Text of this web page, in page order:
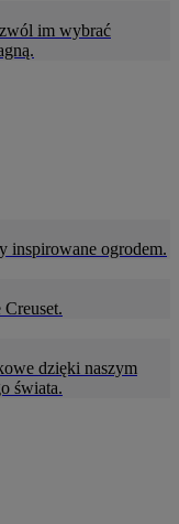
im wybrać
inspirowane ogrodem.
dzięki naszym
świata.